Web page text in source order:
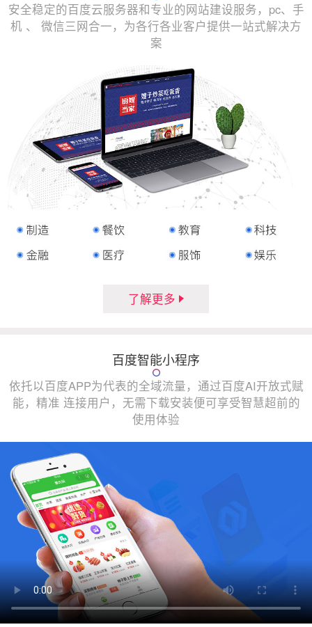
安全稳定的百度云服务器和专业的网站建设服务，pc、手
机 、 微信三网合一，为各行各业客户提供一站式解决方
案
了解更多
百度智能小程序
依托以百度APP为代表的全域流量，通过百度AI开放式赋
能，精准 连接用户，无需下载安装便可享受智慧超前的
使用体验